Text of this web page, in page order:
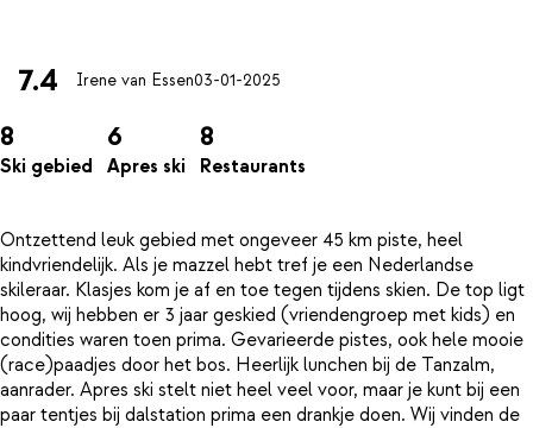
7.4 Irene van Essen03-01-2025
8
Ski gebied
6
Apres ski
8
Restaurants
Ontzettend leuk gebied met ongeveer 45 km piste, heel
kindvriendelijk. Als je mazzel hebt tref je een Nederlandse
skileraar. Klasjes kom je af en toe tegen tijdens skien. De top ligt
hoog, wij hebben er 3 jaar geskied (vriendengroep met kids) en
condities waren toen prima. Gevarieerde pistes, ook hele mooie
(race)paadjes door het bos. Heerlijk lunchen bij de Tanzalm,
aanrader. Apres ski stelt niet heel veel voor, maar je kunt bij een
paar tentjes bij dalstation prima een drankje doen. Wij vinden de